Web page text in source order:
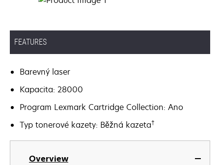
FEATURES
Barevný laser
Kapacita: 28000
Program Lexmark Cartridge Collection: Ano
Typ tonerové kazety: Běžná kazeta†
Overview